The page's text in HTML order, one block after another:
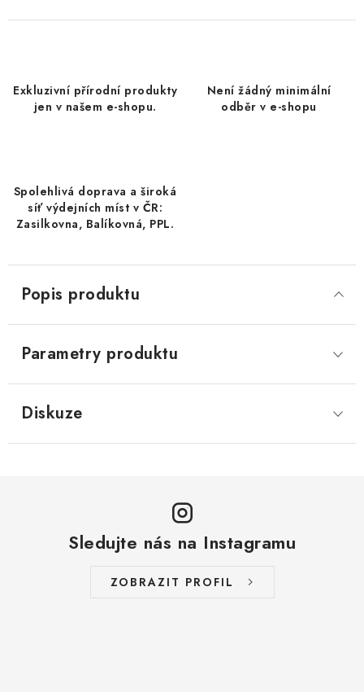
LYOFILIZOVANÉ OVOCE
KOŘENÍ / TEKUTÁ OCHUCOVADLA/OMÁČKY
SUŠENÉ OVOCE / MERUŇKY SÍŘENÉ / MERUŇKY
LYOFILIZOVANÉ OVOCE / MANGO
LYOFILIZOVANÉ OVOCE / JAHODY
OŘECHY PRAŽENÉ, SOLENÉ A DOCHUCENÉ /
PISTÁCIE PRAŽENÉ SOLENÉ
Exkluzivní přírodní produkty
jen v našem e-shopu.
Není žádný minimální
odběr v e-shopu
Spolehlivá doprava a široká
síť výdejních míst v ČR:
Zasilkovna, Balíkovná, PPL.
Popis produktu
Parametry produktu
Diskuze
Sledujte nás na Instagramu
ZOBRAZIT PROFIL